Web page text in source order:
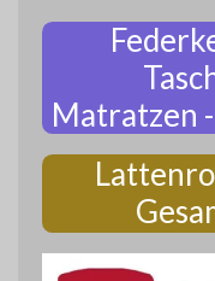
Matratzen